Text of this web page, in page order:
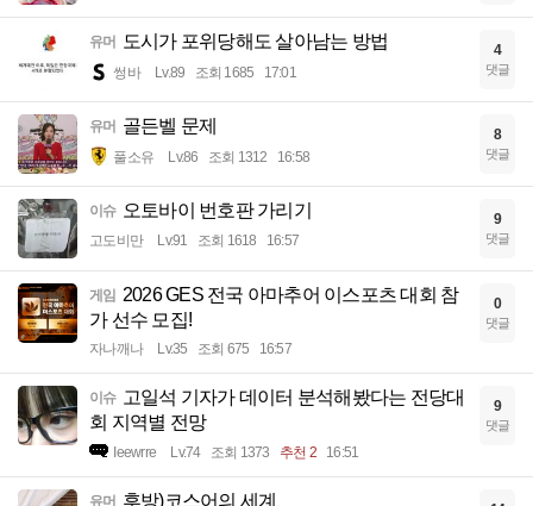
유머 도시가 포위당해도 살아남는 방법
썽바 Lv.89 조회 1685 17:01
4
댓글
유머 골든벨 문제
풀소유 Lv.86 조회 1312 16:58
8
댓글
이슈 오토바이 번호판 가리기
고도비만 Lv.91 조회 1618 16:57
9
댓글
게임 2026 GES 전국 아마추어 이스포츠 대회 참
가 선수 모집!
자나깨나 Lv.35 조회 675 16:57
0
댓글
이슈 고일석 기자가 데이터 분석해봤다는 전당대
회 지역별 전망
Ieewrre Lv.74 조회 1373 추천 2 16:51
9
댓글
유머 후방)코스어의 세계